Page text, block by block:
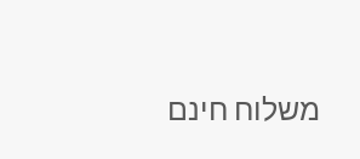
משלוח חינם